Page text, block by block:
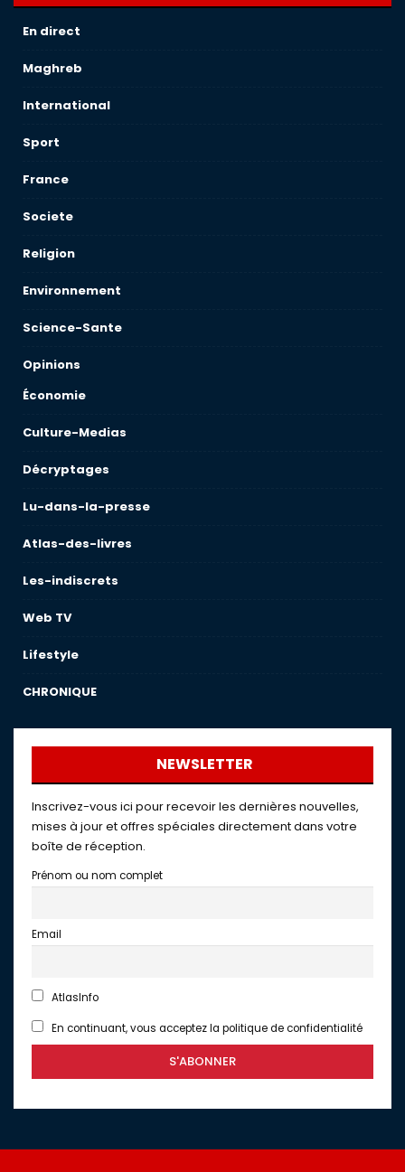
En direct
Maghreb
International
Sport
France
Societe
Religion
Environnement
Science-Sante
Opinions
Économie
Culture-Medias
Décryptages
Lu-dans-la-presse
Atlas-des-livres
Les-indiscrets
Web TV
Lifestyle
CHRONIQUE
NEWSLETTER
Inscrivez-vous ici pour recevoir les dernières nouvelles,
mises à jour et offres spéciales directement dans votre
boîte de réception.
Prénom ou nom complet
Email
AtlasInfo
En continuant, vous acceptez la politique de confidentialité